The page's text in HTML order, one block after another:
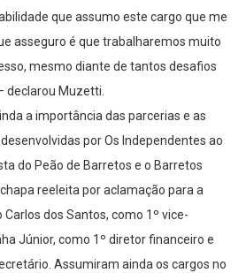
que assumo este cargo que me
asseguro é que trabalharemos muito
mesmo diante de tantos desafios
declarou Muzetti.
a importância das parcerias e as
por Os Independentes ao
do Peão de Barretos e o Barretos
reeleita por aclamação para a
dos Santos, como 1º vice-
Júnior, como 1º diretor financeiro e
Assumiram ainda os cargos no